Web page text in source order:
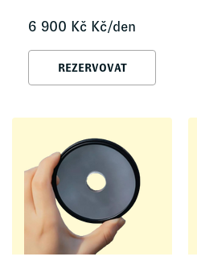
6 900 Kč Kč/den
REZERVOVAT